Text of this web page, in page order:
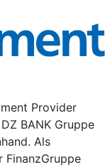
Provider
BANK Gruppe
Als
FinanzGruppe